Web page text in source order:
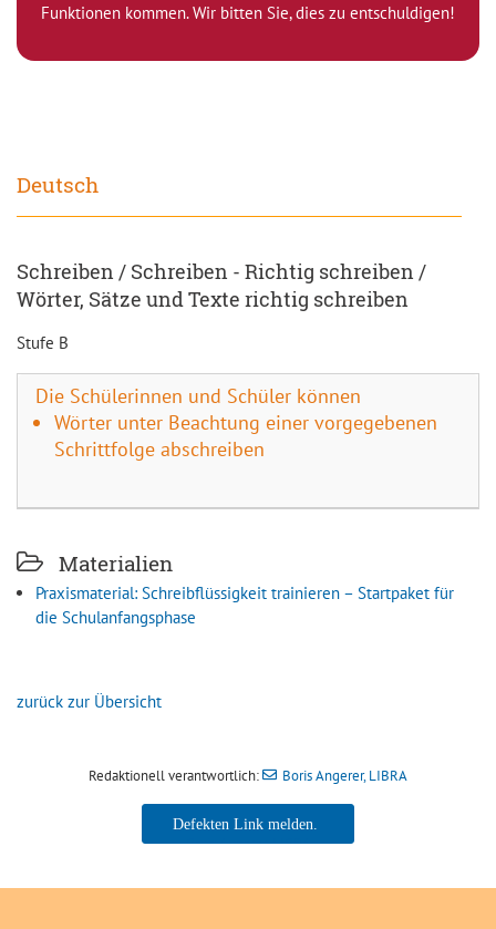
Funktionen kommen. Wir bitten Sie, dies zu entschuldigen!
Deutsch
Schreiben / Schreiben - Richtig schreiben /
Wörter, Sätze und Texte richtig schreiben
Stufe B
Die Schülerinnen und Schüler können
Wörter unter Beachtung einer vorgegebenen
Schrittfolge abschreiben
Materialien
Praxismaterial: Schreibflüssigkeit trainieren – Startpaket für
die Schulanfangsphase
zurück zur Übersicht
Redaktionell verantwortlich: Boris Angerer, LIBRA
Boris Angerer, LIBRA